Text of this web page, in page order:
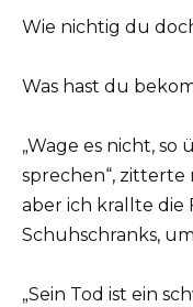
Wie nichtig du
Was hast du
„Wage es nicht, so
sprechen“, zitterte
aber ich krallte die
Schuhschranks,
„Sein Tod ist ein